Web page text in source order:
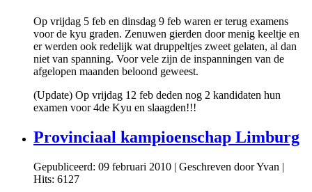
Op vrijdag 5 feb en dinsdag 9 feb waren er terug examens
voor de kyu graden. Zenuwen gierden door menig keeltje en
er werden ook redelijk wat druppeltjes zweet gelaten, al dan
niet van spanning. Voor vele zijn de inspanningen van de
afgelopen maanden beloond geweest.
(Update) Op vrijdag 12 feb deden nog 2 kandidaten hun
examen voor 4de Kyu en slaagden!!!
Provinciaal kampioenschap Limburg
Gepubliceerd: 09 februari 2010 | Geschreven door Yvan |
Hits: 6127